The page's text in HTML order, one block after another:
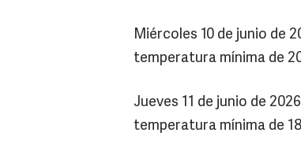
Miércoles 10 de junio de
temperatura mínima de
Jueves 11 de junio de
temperatura mínima de 18